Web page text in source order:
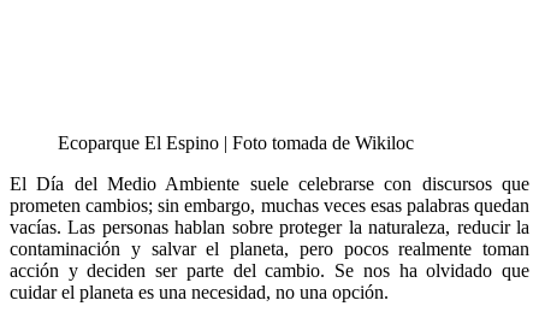
Ecoparque El Espino | Foto tomada de Wikiloc
El Día del Medio Ambiente suele celebrarse con discursos que
prometen cambios; sin embargo, muchas veces esas palabras quedan
vacías. Las personas hablan sobre proteger la naturaleza, reducir la
contaminación y salvar el planeta, pero pocos realmente toman
acción y deciden ser parte del cambio. Se nos ha olvidado que
cuidar el planeta es una necesidad, no una opción.